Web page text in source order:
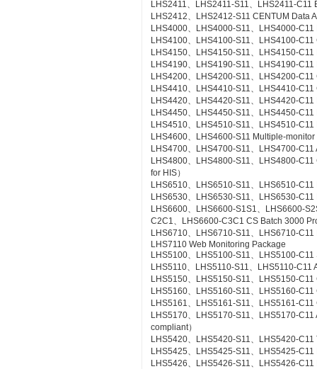
LHS2411、LHS2411-S11、LHS2411-
LHS2412、LHS2412-S11 CENTUM Data
LHS4000、LHS4000-S11、LHS4000-
LHS4100、LHS4100-S11、LHS4100-
LHS4150、LHS4150-S11、LHS4150-
LHS4190、LHS4190-S11、LHS4190-
LHS4200、LHS4200-S11、LHS4200-
LHS4410、LHS4410-S11、LHS4410-
LHS4420、LHS4420-S11、LHS4420-
LHS4450、LHS4450-S11、LHS4450-
LHS4510、LHS4510-S11、LHS4510-
LHS4600、LHS4600-S11 Multiple-
LHS4700、LHS4700-S11、LHS4700-
LHS4800、LHS4800-S11、LHS4800-
for HIS）
LHS6510、LHS6510-S11、LHS6510-
LHS6530、LHS6530-S11、LHS6530-
LHS6600、LHS6600-S1S1、LHS6600-
C2C1、LHS6600-C3C1 CS Batch 3000
LHS6710、LHS6710-S11、LHS6710-
LHS7110 Web Monitoring Package
LHS5100、LHS5100-S11、LHS5100-
LHS5110、LHS5110-S11、LHS5110-C11
LHS5150、LHS5150-S11、LHS5150-
LHS5160、LHS5160-S11、LHS5160-
LHS5161、LHS5161-S11、LHS5161-
LHS5170、LHS5170-S11、LHS5170-
compliant）
LHS5420、LHS5420-S11、LHS5420-C11
LHS5425、LHS5425-S11、LHS5425-
LHS5426、LHS5426-S11、LHS5426-